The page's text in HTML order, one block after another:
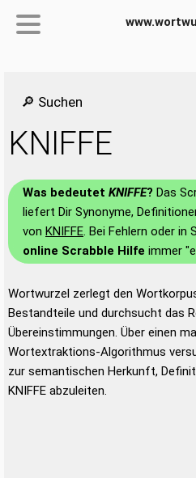
🔎 Suchen
KNIFFE
Was bedeutet KNIFFE? Das
liefert Dir Synonyme,
von KNIFFE. Bei Fehlern oder
online Scrabble Hilfe immer
Wortwurzel zerlegt den
Bestandteile und durchsucht das
Übereinstimmungen. Über einen
Wortextraktions-Algorithmus
zur semantischen Herkunft,
KNIFFE abzuleiten.